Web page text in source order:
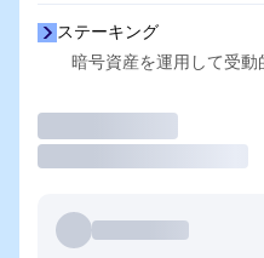
ステーキング
暗号資産を運用して受動